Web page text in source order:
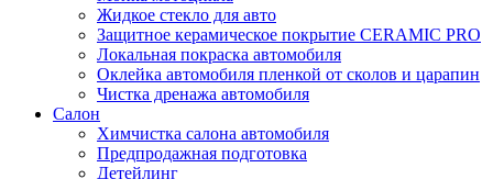
Жидкое стекло для авто
Защитное керамическое покрытие CERAMIC PRO
Локальная покраска автомобиля
Оклейка автомобиля пленкой от сколов и царапин
Чистка дренажа автомобиля
Салон
Химчистка салона автомобиля
Предпродажная подготовка
Детейлинг